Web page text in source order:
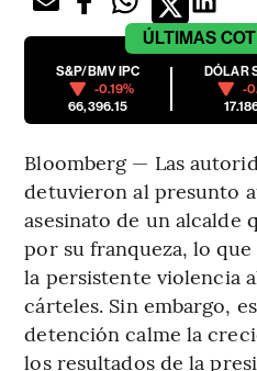
ÚLTIMAS
S&P/BMV IPC
-0.19%
66,396.15
DÓLAR
-
Bloomberg — Las
detuvieron al presunto
asesinato de un alcalde
por su franqueza, lo
la persistente violencia
cárteles. Sin embargo,
detención calme la
los resultados de la